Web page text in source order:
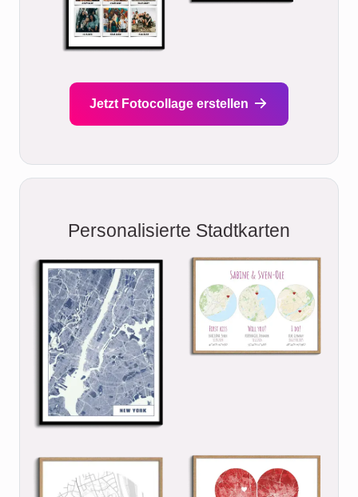
Jetzt Fotocollage erstellen
Personalisierte Stadtkarten